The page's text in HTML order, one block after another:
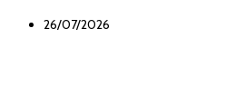
26/07/2026